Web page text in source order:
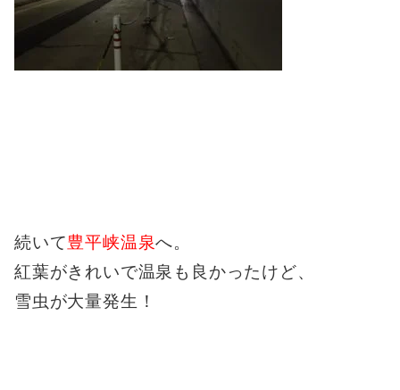
続いて豊平峡温泉へ。
紅葉がきれいで温泉も良かったけど、
雪虫が大量発生！